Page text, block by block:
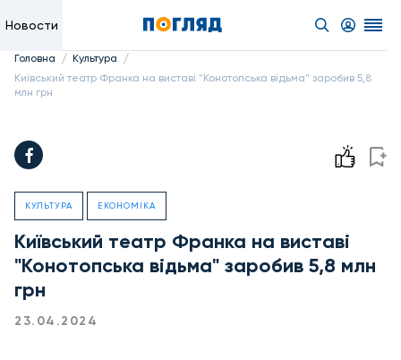
Новости
Головна / Культура /
Київський театр Франка на виставі "Конотопська відьма" заробив 5,8
млн грн
КУЛЬТУРА ЕКОНОМІКА
Київський театр Франка на виставі
"Конотопська відьма" заробив 5,8 млн
грн
23.04.2024